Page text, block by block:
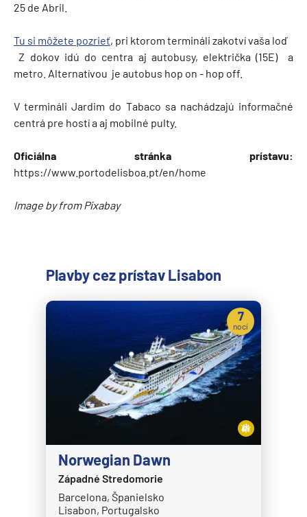
25 de Abril.
Tu si môžete pozrieť, pri ktorom termináli zakotví vaša loď
Z dokov idú do centra aj autobusy, električka (15E) a
metro. Alternatívou je autobus hop on - hop off.
V termináli Jardim do Tabaco sa nachádzajú informačné
centrá pre hostí a aj mobilné pulty.
Oficiálna stránka prístavu:
https://www.portodelisboa.pt/en/home
Image by from Pixabay
Plavby cez prístav Lisabon
Norwegian Dawn
Západné Stredomorie
Barcelona, Španielsko
Lisabon, Portugalsko
7
nocí